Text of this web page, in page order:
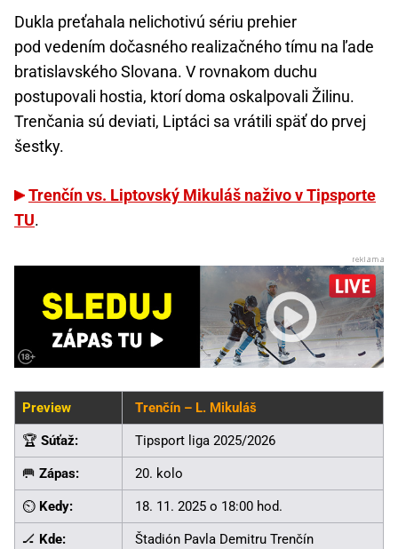
Dukla preťahala nelichotivú sériu prehier
pod vedením dočasného realizačného tímu na ľade
bratislavského Slovana. V rovnakom duchu
postupovali hostia, ktorí doma oskalpovali Žilinu.
Trenčania sú deviati, Liptáci sa vrátili späť do prvej
šestky.
Trenčín vs. Liptovský Mikuláš naživo v Tipsporte
TU.
Preview Trenčín – L. Mikuláš
🏆 Súťaž: Tipsport liga 2025/2026
🥅 Zápas: 20. kolo
⏲️ Kedy: 18. 11. 2025 o 18:00 hod.
🏒 Kde: Štadión Pavla Demitru Trenčín